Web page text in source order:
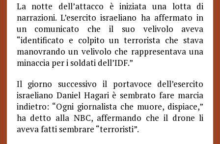
La notte dell’attacco è iniziata una lotta di
narrazioni. L’esercito israeliano ha affermato in
un comunicato che il suo velivolo aveva
“identificato e colpito un terrorista che stava
manovrando un velivolo che rappresentava una
minaccia per i soldati dell’IDF.”
Il giorno successivo il portavoce dell’esercito
israeliano Daniel Hagari è sembrato fare marcia
indietro: “Ogni giornalista che muore, dispiace,”
ha detto alla NBC, affermando che il drone li
aveva fatti sembrare “terroristi”.